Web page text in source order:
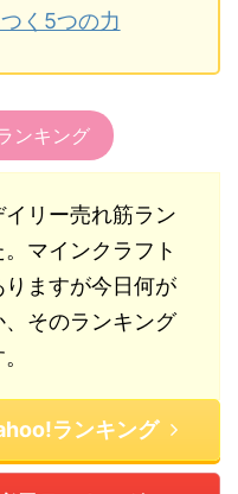
く5つの力
ンキング
リー売れ筋ラン
マインクラフト
ますが今日何が
そのランキング
ランキング